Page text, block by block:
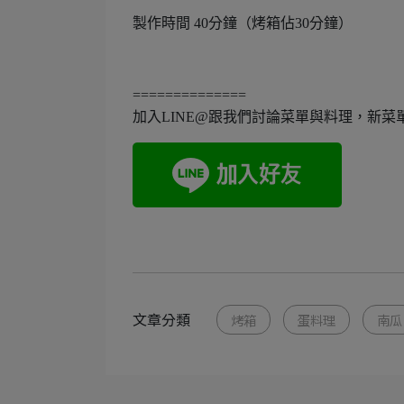
製作時間 40分鐘（烤箱佔30分鐘）
==============
加入LINE@跟我們討論菜單與料理，新菜
文章分類 烤箱 蛋料理 南瓜